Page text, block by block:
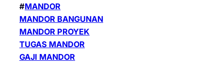
#MANDOR
MANDOR BANGUNAN
MANDOR PROYEK
TUGAS MANDOR
GAJI MANDOR